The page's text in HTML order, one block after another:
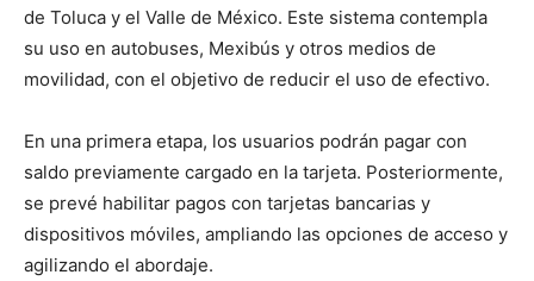
de Toluca y el Valle de México. Este sistema contempla
su uso en autobuses, Mexibús y otros medios de
movilidad, con el objetivo de reducir el uso de efectivo.
En una primera etapa, los usuarios podrán pagar con
saldo previamente cargado en la tarjeta. Posteriormente,
se prevé habilitar pagos con tarjetas bancarias y
dispositivos móviles, ampliando las opciones de acceso y
agilizando el abordaje.